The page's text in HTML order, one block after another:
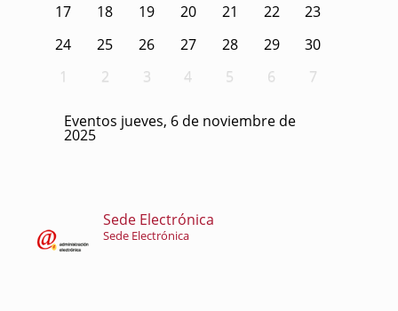
17
18 19 20 21 22
23
24
25 26 27 28 29
30
1
2 3 4 5 6 7
Eventos jueves, 6 de noviembre de
2025
Sede Electrónica
Sede Electrónica